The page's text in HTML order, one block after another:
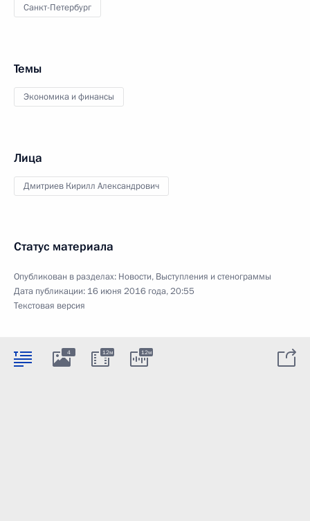
Санкт-Петербург
Темы
Экономика и финансы
Лица
Дмитриев Кирилл Александрович
Статус материала
Опубликован в разделах: Новости, Выступления и стенограммы
Дата публикации: 16 июня 2016 года, 20:55
Текстовая версия
4 12м 12м